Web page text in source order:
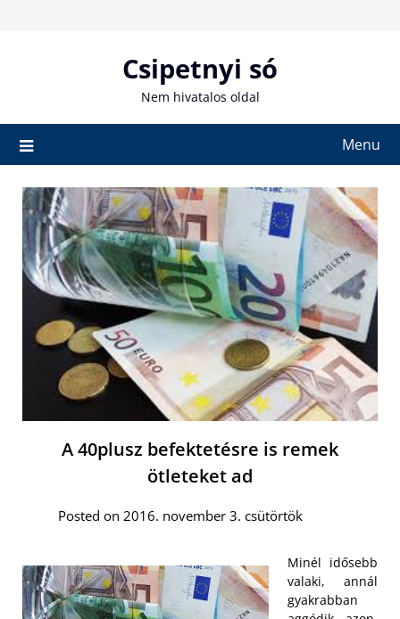
Csipetnyi só
Nem hivatalos oldal
Menu
A 40plusz befektetésre is remek
ötleteket ad
Posted on 2016. november 3. csütörtök
Minél idősebb
valaki, annál
gyakrabban